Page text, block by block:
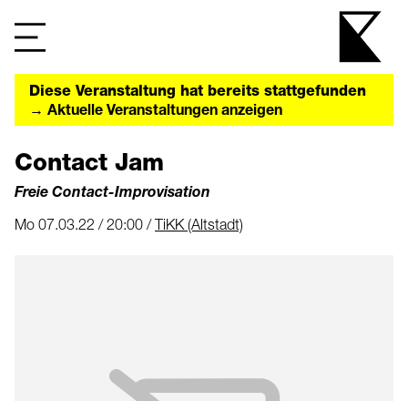
Diese Veranstaltung hat bereits stattgefunden
→ Aktuelle Veranstaltungen anzeigen
Contact Jam
Freie Contact-Improvisation
Mo 07.03.22 / 20:00 /TiKK (Altstadt)